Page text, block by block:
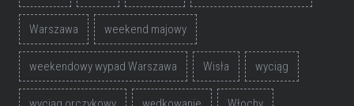
Warszawa weekend majowy
weekendowy wypad Warszawa Wisła wyciąg